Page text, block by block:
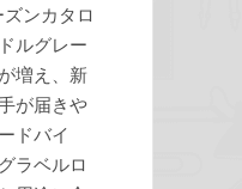
ンカタロ
ルグレー
増え、新
が届きや
ドバイ
ラベルロ